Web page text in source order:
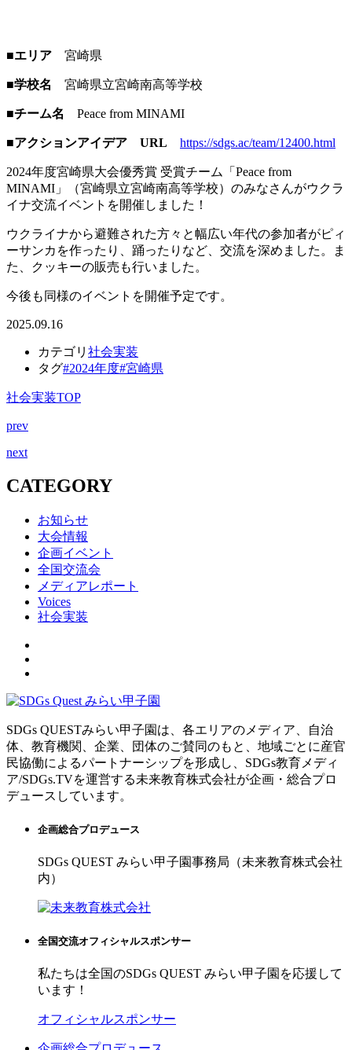
■エリア 宮崎県
■学校名 宮崎県立宮崎南高等学校
■チーム名 Peace from MINAMI
■アクションアイデア URL https://sdgs.ac/team/12400.html
2024年度宮崎県大会優秀賞 受賞チーム「Peace from
MINAMI」（宮崎県立宮崎南高等学校）のみなさんがウクラ
イナ交流イベントを開催しました！
ウクライナから避難された方々と幅広い年代の参加者がピィ
ーサンカを作ったり、踊ったりなど、交流を深めました。ま
た、クッキーの販売も行いました。
今後も同様のイベントを開催予定です。
2025.09.16
カテゴリ 社会実装
タグ#2024年度#宮崎県
社会実装TOP
prev
next
CATEGORY
お知らせ
大会情報
企画イベント
全国交流会
メディアレポート
Voices
社会実装
SDGs QUESTみらい甲子園は、各エリアのメディア、自治
体、教育機関、企業、団体のご賛同のもと、地域ごとに産官
民協働によるパートナーシップを形成し、SDGs教育メディ
ア/SDGs.TVを運営する未来教育株式会社が企画・総合プロ
デュースしています。
企画総合プロデュース
SDGs QUEST みらい甲子園事務局（未来教育株式会社
内）
全国交流オフィシャルスポンサー
私たちは全国のSDGs QUEST みらい甲子園を応援して
います！
オフィシャルスポンサー